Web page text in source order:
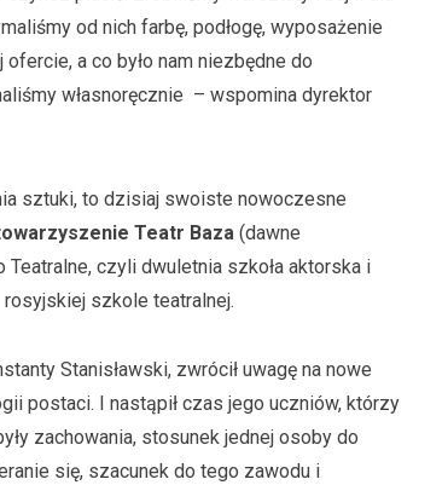
od nich farbę, podłogę, wyposażenie
a co było nam niezbędne do
własnoręcznie – wspomina dyrektor
sztuki, to dzisiaj swoiste nowoczesne
Teatr Baza (dawne
czyli dwuletnia szkoła aktorska i
szkole teatralnej.
Stanisławski, zwrócił uwagę na nowe
postaci. I nastąpił czas jego uczniów, którzy
zachowania, stosunek jednej osoby do
się, szacunek do tego zawodu i